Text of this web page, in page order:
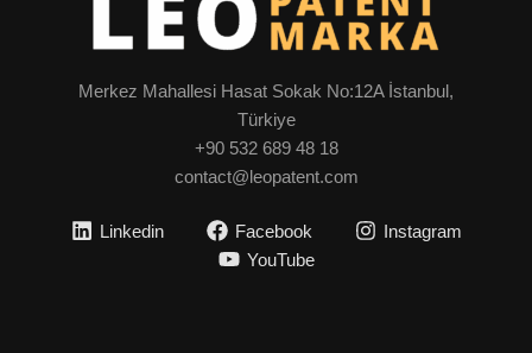
Merkez Mahallesi Hasat Sokak No:12A İstanbul,
Türkiye
+90 532 689 48 18
contact@leopatent.com
Linkedin Facebook
Instagram
YouTube